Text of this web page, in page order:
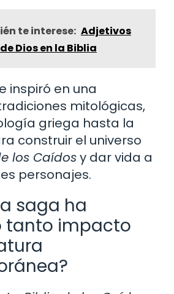
te interese: Adjetivos
Dios en la Biblia
inspiró en una
mitológicas,
griega hasta la
construir el universo
los Caídosy dar vida a
personajes.
saga ha
tanto impacto